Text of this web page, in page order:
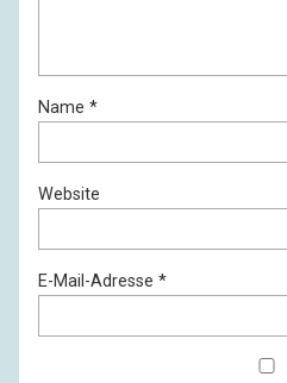
Name *
Website
E-Mail-Adresse *